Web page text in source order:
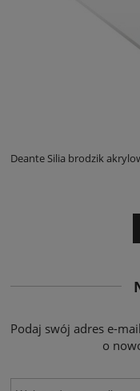
Deante Silia brodzik
Podaj swój adres e-
o